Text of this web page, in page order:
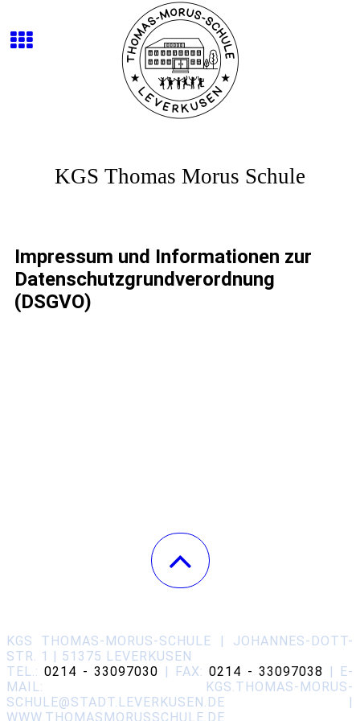
KGS Thomas Morus Schule
Impressum und Informationen zur
Datenschutzgrundverordnung
(DSGVO)
KGS THOMAS-MORUS-SCHULE | JOHANNES-DOTT-
STR. 1 | 51375 LEVERKUSEN
TEL.:0214 - 33097030 | FAX:0214 - 33097038 | E-
MAIL: KGS.THOMAS-MORUS-
SCHULE@STADT.LEVERKUSEN.DE |
WWW.THOMASMORUSSCHULE.DE